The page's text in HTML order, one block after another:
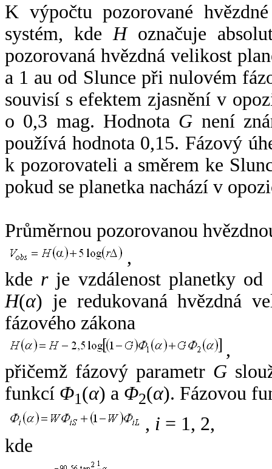
K výpočtu pozorované
systém, kde Hoznačuje
pozorovaná hvězdná velikost
a 1 au od Slunce při nulovém
souvisí s efektem zjasnění v
o 0,3 mag. Hodnota G není
používá hodnota 0,15. Fázový
k pozorovateli a směrem ke
pokud se planetka nachází v
Průměrnou pozorovanou
,
kde rje vzdálenost planetky od
H(α) je redukovaná hvězdná
fázového zákona
,
přičemž fázový parametr G
funkcí Φ1(α) a Φ2(α). Fázovou
, i = 1, 2,
kde